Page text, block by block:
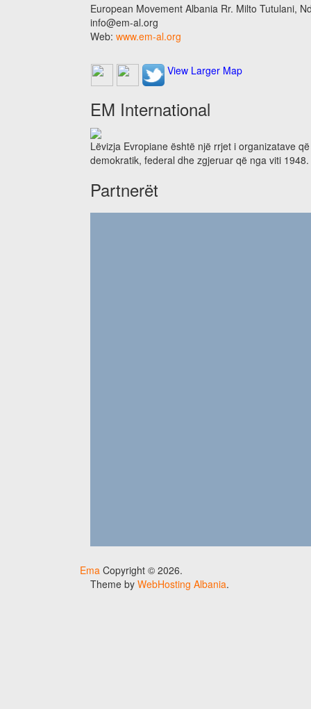
European Movement Albania Rr. Milto Tutulani,
info@em-al.org
Web: www.em-al.org
View Larger Map
EM International
Lëvizja Evropiane është një rrjet i organizatave
demokratik, federal dhe zgjeruar që nga viti 1948.
Partnerët
Ema Copyright © 2026.
Theme by WebHosting Albania.